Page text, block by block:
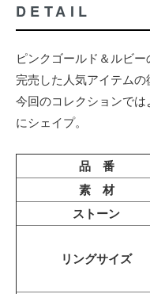
DETAIL
ピンクゴールド＆ルビー
完売した人気アイテムの
今回のコレクションで
にシェイプ。
品 番
素 材
ストーン
リングサイズ